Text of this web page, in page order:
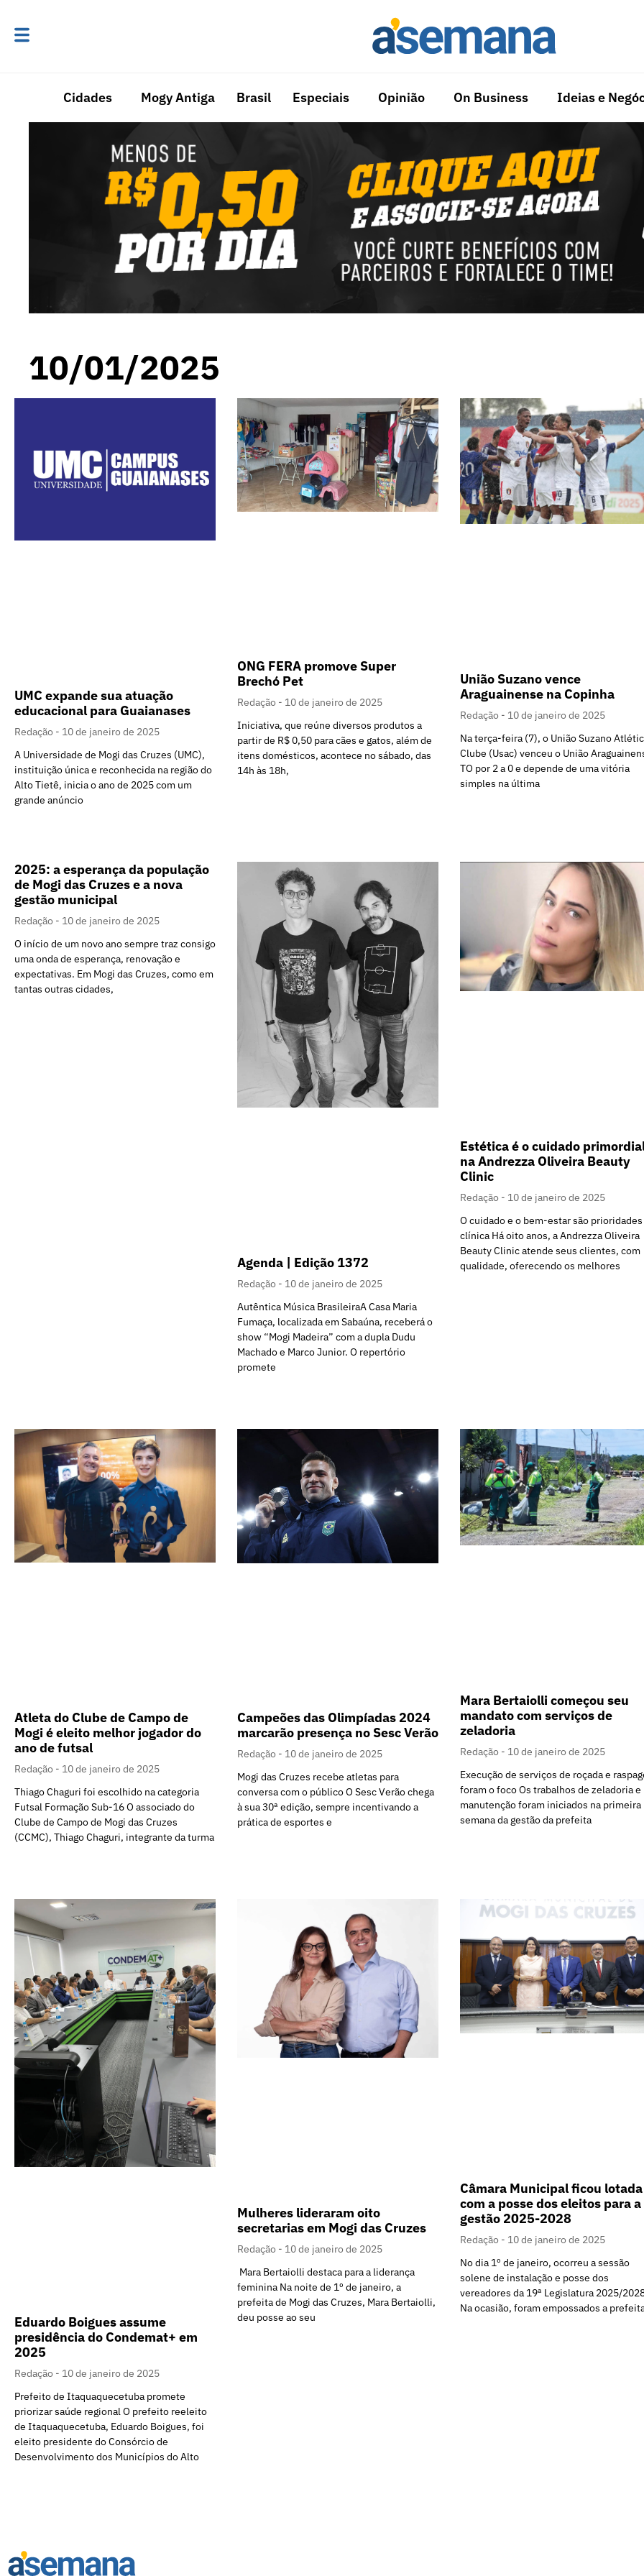
Cidades Mogy Antiga Brasil Especiais Opinião On Business Ideias e
10/01/2025
UMC expande sua atuação
educacional para Guaianases
Redação
10 de janeiro de 2025
A Universidade de Mogi das Cruzes (UMC),
instituição única e reconhecida na região do
Alto Tietê, inicia o ano de 2025 com um
grande anúncio
ONG FERA promove Super
Brechó Pet
Redação
10 de janeiro de 2025
Iniciativa, que reúne diversos produtos a
partir de R$ 0,50 para cães e gatos, além de
itens domésticos, acontece no sábado, das
14h às 18h,
União Suzano vence
Araguainense na Copinha
Redação
10 de janeiro de 2025
Na terça-feira (7), o União Suzano
Clube (Usac) venceu o União
TO por 2 a 0 e depende de uma vitória
simples na última
2025: a esperança da população
de Mogi das Cruzes e a nova
gestão municipal
Redação
10 de janeiro de 2025
O início de um novo ano sempre traz consigo
uma onda de esperança, renovação e
expectativas. Em Mogi das Cruzes, como em
tantas outras cidades,
Agenda | Edição 1372
Redação
10 de janeiro de 2025
Autêntica Música BrasileiraA Casa Maria
Fumaça, localizada em Sabaúna, receberá o
show “Mogi Madeira” com a dupla Dudu
Machado e Marco Junior. O repertório
promete
Estética é o cuidado
na Andrezza Oliveira Beauty
Clinic
Redação
10 de janeiro de 2025
O cuidado e o bem-estar são prioridades
clínica Há oito anos, a Andrezza Oliveira
Beauty Clinic atende seus clientes, com
qualidade, oferecendo os melhores
Atleta do Clube de Campo de
Mogi é eleito melhor jogador do
ano de futsal
Redação
10 de janeiro de 2025
Thiago Chaguri foi escolhido na categoria
Futsal Formação Sub-16 O associado do
Clube de Campo de Mogi das Cruzes
(CCMC), Thiago Chaguri, integrante da turma
Campeões das Olimpíadas 2024
marcarão presença no Sesc Verão
Redação
10 de janeiro de 2025
Mogi das Cruzes recebe atletas para
conversa com o público O Sesc Verão chega
à sua 30ª edição, sempre incentivando a
prática de esportes e
Mara Bertaiolli começou seu
mandato com serviços de
zeladoria
Redação
10 de janeiro de 2025
Execução de serviços de roçada e
foram o foco Os trabalhos de zeladoria e
manutenção foram iniciados na primeira
semana da gestão da prefeita
Eduardo Boigues assume
presidência do Condemat+ em
2025
Redação
10 de janeiro de 2025
Prefeito de Itaquaquecetuba promete
priorizar saúde regional O prefeito reeleito
de Itaquaquecetuba, Eduardo Boigues, foi
eleito presidente do Consórcio de
Desenvolvimento dos Municípios do Alto
Mulheres lideraram oito
secretarias em Mogi das Cruzes
Redação
10 de janeiro de 2025
Mara Bertaiolli destaca para a liderança
feminina Na noite de 1º de janeiro, a
prefeita de Mogi das Cruzes, Mara Bertaiolli,
deu posse ao seu
Câmara Municipal ficou lotada
com a posse dos eleitos para a
gestão 2025-2028
Redação
10 de janeiro de 2025
No dia 1º de janeiro, ocorreu a sessão
solene de instalação e posse dos
vereadores da 19ª Legislatura 2025/
Na ocasião, foram empossados a